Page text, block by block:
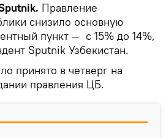
Правление
снизило основную
пункт — с 15% до 14%,
Sputnik Узбекистан.
принято в четверг на
правления ЦБ.